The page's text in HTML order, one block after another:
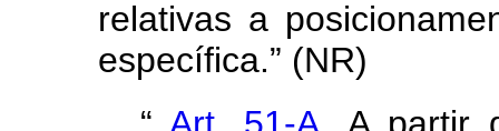
relativas a
específica.” (NR)